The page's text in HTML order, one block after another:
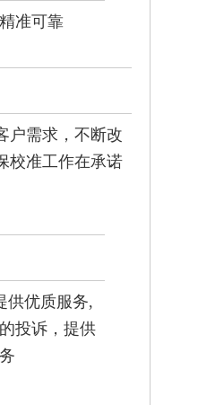
准可靠
户需求，不断改
校准工作在承诺
供优质服务,
投诉，提供